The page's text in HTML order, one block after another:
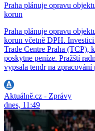
Praha plánuje opravu
korun
Praha plánuje opravu
korun včetně DPH. Investici
Trade Centre Praha (TCP),
poskytne peníze. Pražští
vypsala tendr na
Aktuálně.cz - Zprávy
dnes, 11:49